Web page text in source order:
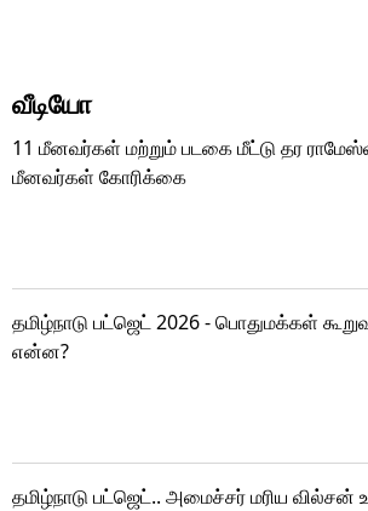
வீடியோ
11 மீனவர்கள் மற்றும் படகை மீட்டு தர
மீனவர்கள் கோரிக்கை
தமிழ்நாடு பட்ஜெட் 2026 - பொதுமக்கள்
என்ன?
தமிழ்நாடு பட்ஜெட்.. அமைச்சர் மரிய வில்சன்